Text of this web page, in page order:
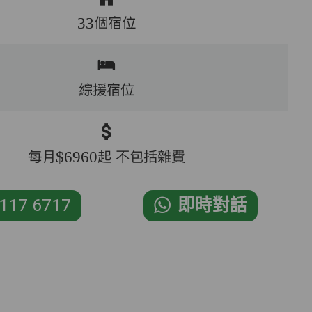
33個宿位
綜援宿位
每月$6960起 不包括雜費
6717 即時對話